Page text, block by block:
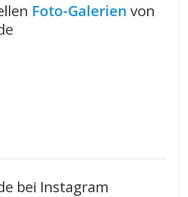
Foto-Galerien von
bei Instagram